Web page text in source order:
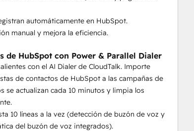
automáticamente en HubSpot.
manual y mejora la eficiencia.
de HubSpot con Power & Parallel Dialer
con el AI Dialer de CloudTalk. Importe
de contactos de HubSpot a las campañas de
se actualizan cada 10 minutos y limpia los
10 líneas a la vez (detección de buzón de voz y
del buzón de voz integrados).